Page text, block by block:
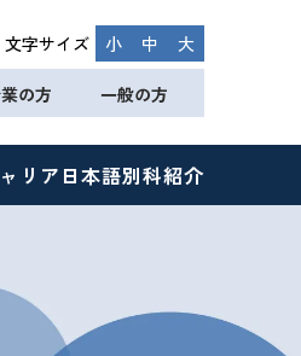
文字サイズ 小 中 大
の方 一般の方
リア 日本語別科紹介